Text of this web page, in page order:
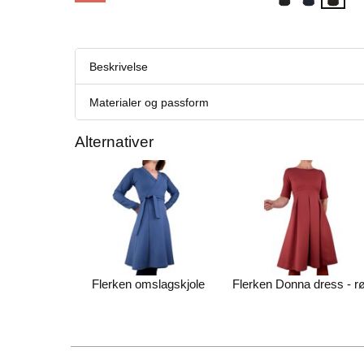
Beskrivelse
Materialer og passform
Alternativer
Flerken omslagskjole Flerken Donna dress -